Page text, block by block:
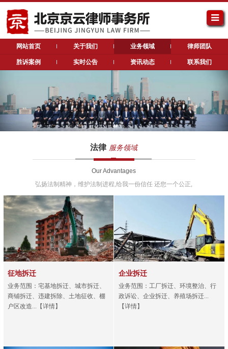
网站首页 关于我们 业务领域 律师团队
胜诉案例 实时公告 资讯动态 联系我们
法律 服务领域
Our Advantages
弘扬法制精神，维护法制进程,给我一份信任 还您一个公正,
征地拆迁
业务范围：宅基地拆迁、城市拆迁、
商铺拆迁、违建拆除、土地征收、棚
户区改造...【详情】
企业拆迁
业务范围：工厂拆迁、环境整治、行
政诉讼、企业拆迁、养殖场拆迁...
【详情】